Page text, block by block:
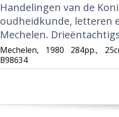
‎Handelingen van de
oudheidkunde, letteren
Mechelen.
‎Mechelen, 1980 284pp.,
B98634‎